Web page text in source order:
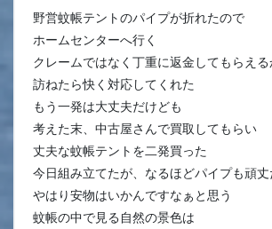
野営蚊帳テントのパイプが折れたので
ホームセンターへ行く
クレームではなく丁重に返金してもらえる
訪ねたら快く対応してくれた
もう一発は大丈夫だけども
考えた末、中古屋さんで買取してもらい
丈夫な蚊帳テントを二発買った
今日組み立てたが、なるほどパイプも頑
やはり安物はいかんですなぁと思う
蚊帳の中で見る自然の景色は